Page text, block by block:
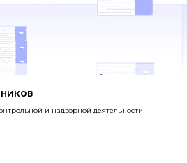
и надзорной деятельности